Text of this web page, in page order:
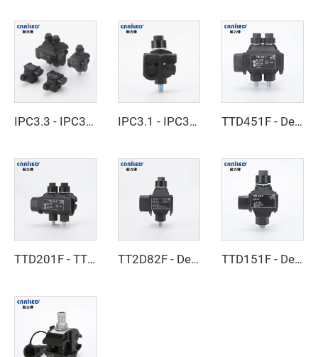
IPC3.3 - IPC3.4 - Yalıtımlı Delici Bağlantı Elemanı IPC3.1 - IPC3.2 - Yalıtımlı Delme Bağlantısı TTD451F - Delme Kelepçesi
TTD201F - TTD301F - Delme Kelepçesi TT2D82F - Delme Kelepçesi TTD151F - Delme Kelepçesi